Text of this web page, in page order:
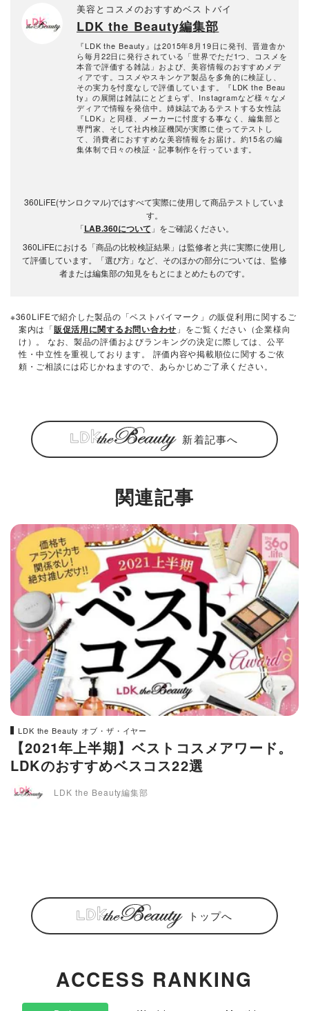
美容とコスメのおすすめベストバイ
LDK the Beauty編集部
『LDK the Beauty』は2015年8月19日に発刊、晋遊舎か
ら毎月22日に発行されている「世界でただ1つ、コスメを
本音で評価する雑誌」および、美容情報のおすすめメデ
ィアです。コスメやスキンケア製品を多角的に検証し、
その実力を忖度なしで評価しています。『LDK the Beau
ty』の展開は雑誌にとどまらず、Instagramなど様々なメ
ディアで情報を発信中。姉妹誌であるテストする女性誌
『LDK』と同様、メーカーに忖度する事なく、編集部と
専門家、そして社内検証機関が実際に使ってテストし
て、消費者におすすめな美容情報をお届け。約15名の編
集体制で日々の検証・記事制作を行っています。
360LiFE(サンロクマル)ではすべて実際に使用して商品テストしていま
す。
「LAB.360について 」をご確認ください。
360LiFEにおける「商品の比較検証結果」は監修者と共に実際に使用し
て評価しています。「選び方」など、そのほかの部分については、監修
者または編集部の知見をもとにまとめたものです。
※360LiFEで紹介した製品の「ベストバイマーク」の販促利用に関するご
案内は「販促活用に関するお問い合わせ 」をご覧ください（企業様向
け）。 なお、製品の評価およびランキングの決定に際しては、公平
性・中立性を重視しております。 評価内容や掲載順位に関するご依
頼・ご相談には応じかねますので、あらかじめご了承ください。
新着記事へ
関連記事
LDK the Beauty オブ・ザ・イヤー
【2021年上半期】ベストコスメアワード。
LDKのおすすめベスコス22選
LDK the Beauty編集部
トップへ
ACCESS RANKING